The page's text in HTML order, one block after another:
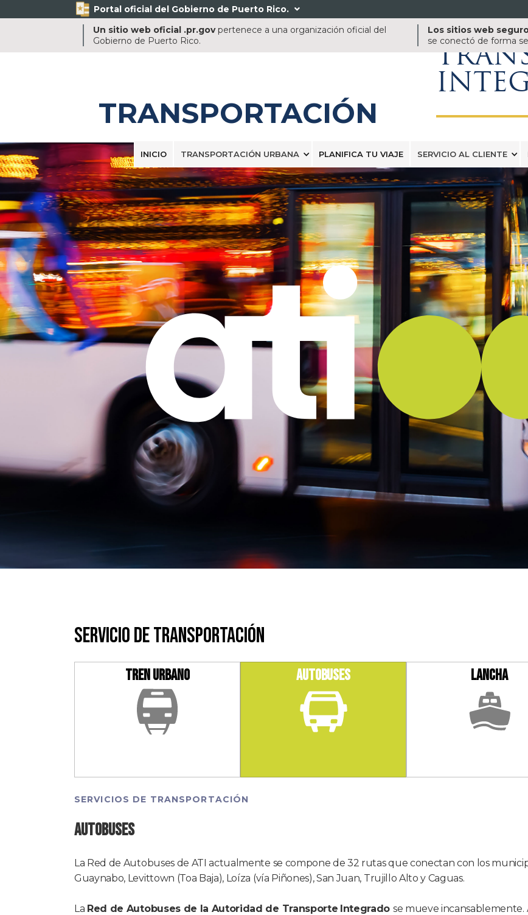
Portal oficial del Gobierno de Puerto Rico. 
Un sitio web oficial .pr.govpertenece a una organización oficial del
Gobierno de Puerto Rico.
Los sitios web
se conectó de forma
TRANSPORTACIÓN
INICIO TRANSPORTACIÓN URBANA PLANIFICA TU VIAJE SERVICIO AL CLIENTE
SERVICIO DE TRANSPORTACIÓN
TREN URBANO AUTOBUSES lancha
SERVICIOS DE TRANSPORTACIÓN
AUTOBUSES
La Red de Autobuses de ATI actualmente se compone de 32 rutas que conectan con los
Guaynabo, Levittown (Toa Baja), Loíza (vía Piñones), San Juan, Trujillo Alto y Caguas.
La Red de Autobuses de la Autoridad de Transporte Integrado se mueve